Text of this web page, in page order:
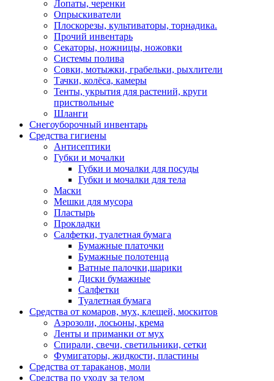
Лопаты, черенки
Опрыскиватели
Плоскорезы, культиваторы, торнадика.
Прочий инвентарь
Секаторы, ножницы, ножовки
Системы полива
Совки, мотыжки, грабельки, рыхлители
Тачки, колёса, камеры
Тенты, укрытия для растений, круги
приствольные
Шланги
Снегоуборочный инвентарь
Средства гигиены
Антисептики
Губки и мочалки
Губки и мочалки для посуды
Губки и мочалки для тела
Маски
Мешки для мусора
Пластырь
Прокладки
Салфетки, туалетная бумага
Бумажные платочки
Бумажные полотенца
Ватные палочки,шарики
Диски бумажные
Салфетки
Туалетная бумага
Средства от комаров, мух, клещей, москитов
Аэрозоли, лосьоны, крема
Ленты и приманки от мух
Спирали, свечи, светильники, сетки
Фумигаторы, жидкости, пластины
Средства от тараканов, моли
Средства по уходу за телом